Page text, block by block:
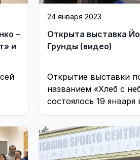
–
и
24 января 2023
Открыта выставка
Грунды (видео)
Открытие выставки
названием «Хлеб с
состоялось 19 января
выставочном зале
Висагинского
центра «Седулина»